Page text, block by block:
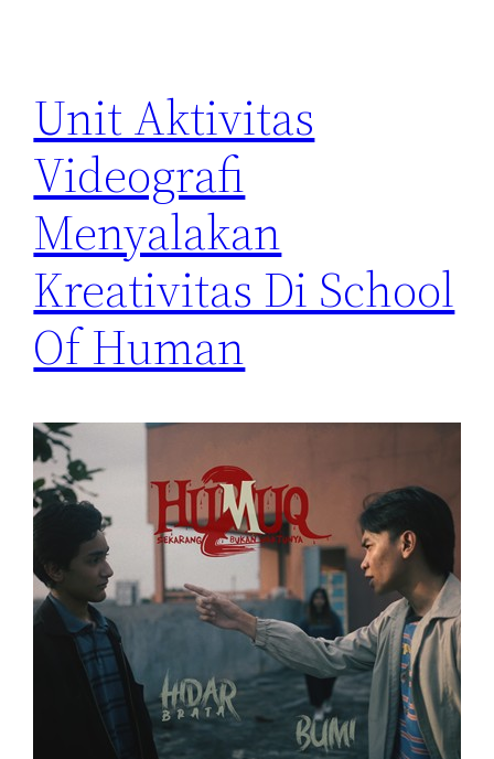
Unit Aktivitas
Videografi
Menyalakan
Kreativitas Di School
Of Human